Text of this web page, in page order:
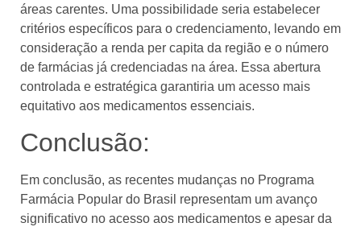
áreas carentes. Uma possibilidade seria estabelecer
critérios específicos para o credenciamento, levando em
consideração a renda per capita da região e o número
de farmácias já credenciadas na área. Essa abertura
controlada e estratégica garantiria um acesso mais
equitativo aos medicamentos essenciais.
Conclusão:
Em conclusão, as recentes mudanças no Programa
Farmácia Popular do Brasil representam um avanço
significativo no acesso aos medicamentos e apesar da